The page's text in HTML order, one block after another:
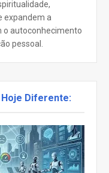
expandem a
o autoconhecimento
pessoal.
Diferente: